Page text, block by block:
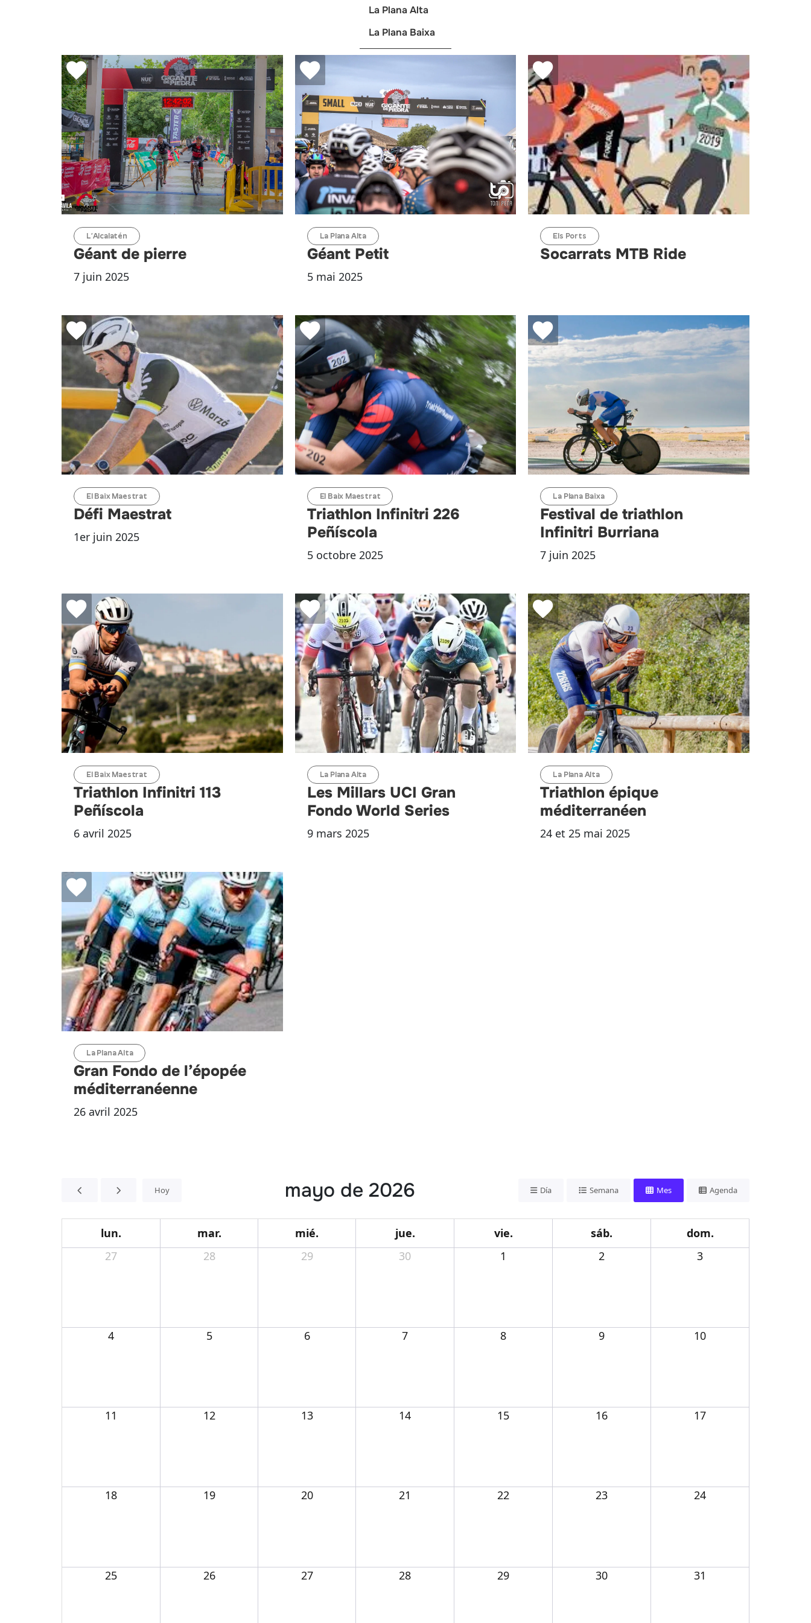
La Plana Alta
La Plana Baixa
L’Alcalatén
Géant de pierre
7 juin 2025
La Plana Alta
Géant Petit
5 mai 2025
Els Ports
Socarrats MTB Ride
El Baix Maestrat
Défi Maestrat
1er juin 2025
El Baix Maestrat
Triathlon Infinitri 226
Peñíscola
5 octobre 2025
La Plana Baixa
Festival de triathlon
Infinitri Burriana
7 juin 2025
El Baix Maestrat
Triathlon Infinitri 113
Peñíscola
6 avril 2025
La Plana Alta
Les Millars UCI Gran
Fondo World Series
9 mars 2025
La Plana Alta
Triathlon épique
méditerranéen
24 et 25 mai 2025
La Plana Alta
Gran Fondo de l’épopée
méditerranéenne
26 avril 2025
Hoy mayo de 2026 Día Semana Mes Agenda
lun. mar. mié. jue. vie. sáb.
dom.
27
28 29 30 1 2 3
4 5 6 7 8 9 10
11 12 13 14 15 16 17
18 19 20 21 22 23 24
25 26 27 28 29 30 31